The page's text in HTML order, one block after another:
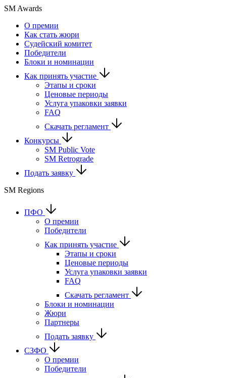
SM Awards
О премии
Как стать жюри
Судейский комитет
Победители
Блоки и номинации
Как принять участие
Этапы и сроки
Ценовые периоды
Услуга упаковки заявки
FAQ
Скачать регламент
Конкурсы
SM Public Vote
SM Retrograde
Подать заявку
SM Regions
ПФО
О премии
Победители
Как принять участие
Этапы и сроки
Ценовые периоды
Услуга упаковки заявки
FAQ
Скачать регламент
Блоки и номинации
Жюри
Партнеры
Подать заявку
СЗФО
О премии
Победители